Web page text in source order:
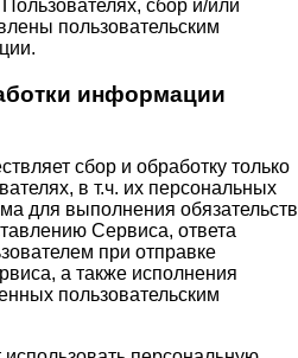
сбор и/или
пользовательским
информации
сбор и обработку только
в т.ч. их персональных
для выполнения обязательств
Сервиса, ответа
при отправке
а также исполнения
пользовательским